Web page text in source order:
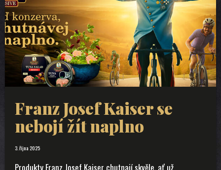
Franz Josef Kaiser se
nebojí žít naplno
3. října 2025
Produkty Franz Josef Kaiser chutnají skvěle, ať už